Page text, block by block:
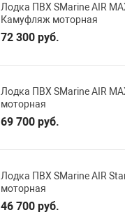
Лодка ПВХ SMarine AIR
Камуфляж моторная
72 300 руб.
Лодка ПВХ SMarine AIR
моторная
69 700 руб.
Лодка ПВХ SMarine AIR
моторная
46 700 руб.